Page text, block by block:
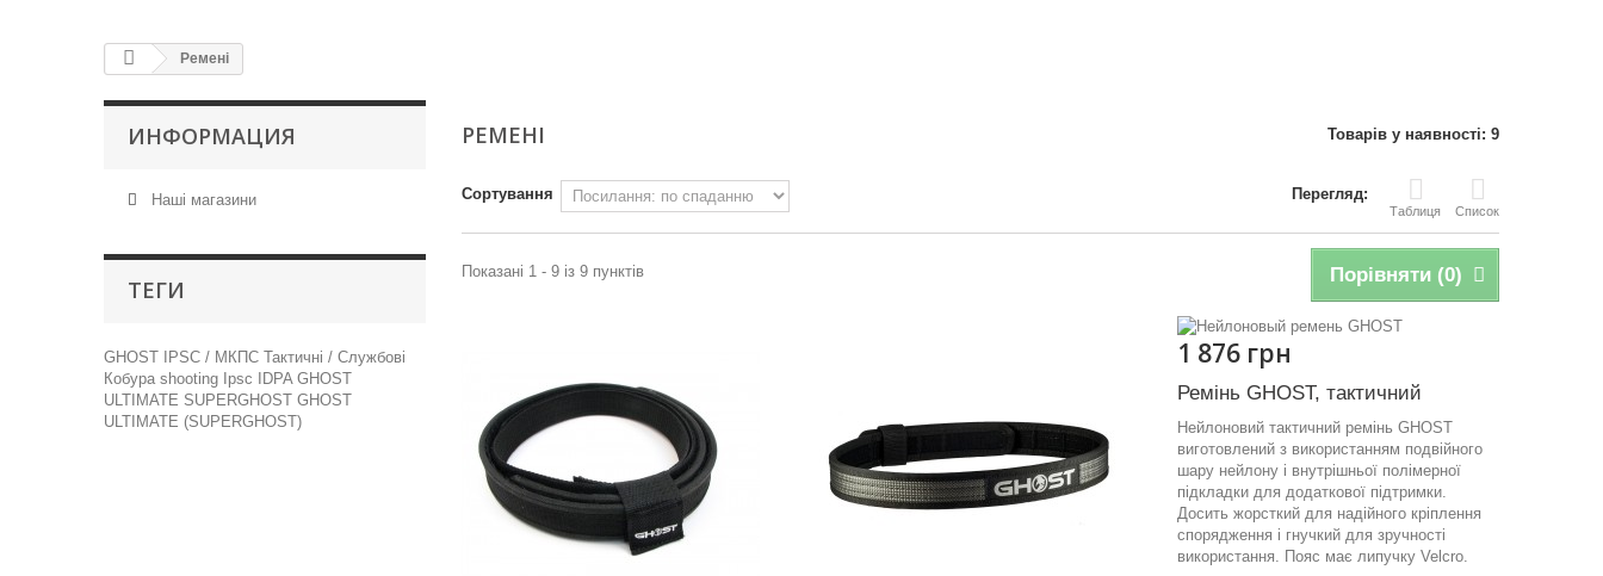
Ремені
ИНФОРМАЦИЯ
Наші магазини
ТЕГИ
GHOST IPSC / МКПС Тактичні / Службові
Кобура shooting Ipsc IDPA GHOST
ULTIMATE SUPERGHOST GHOST
ULTIMATE (SUPERGHOST)
РЕМЕНІ Товарів у наявності: 9
Перегляд:
Таблиця Список
Сортування
Порівняти (0)
Показані 1 - 9 із 9 пунктів
1 876 грн
Ремінь GHOST, тактичний
Нейлоновий тактичний ремінь GHOST
виготовлений з використанням подвійного
шару нейлону і внутрішньої полімерної
підкладки для додаткової підтримки.
Досить жорсткий для надійного кріплення
спорядження і гнучкий для зручності
використання. Пояс має липучку Velcro.